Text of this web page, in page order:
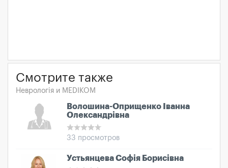
Смотрите также
Неврологія и MEDIKOM
Волошина-Оприщенко Іванна
Олександрівна
33 просмотров
Устьянцева Софія Борисівна